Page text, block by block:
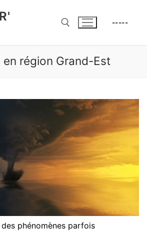
-----
région Grand-Est
phénomènes parfois